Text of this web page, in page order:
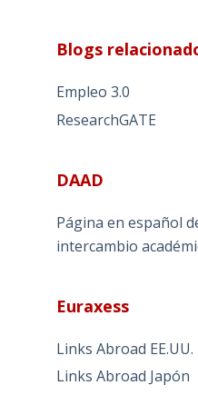
Blogs
Empleo 3.0
ResearchGATE
DAAD
Página en español
intercambio
Euraxess
Links Abroad EE.UU.
Links Abroad Japón